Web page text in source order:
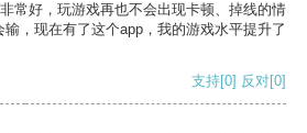
常好，玩游戏再也不会出现卡顿、掉线的情
，现在有了这个app，我的游戏水平提升了
支持[0] 反对[0]